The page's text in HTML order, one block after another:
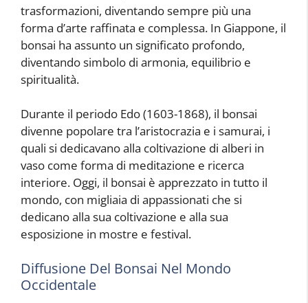
trasformazioni, diventando sempre più una
forma d’arte raffinata e complessa. In Giappone, il
bonsai ha assunto un significato profondo,
diventando simbolo di armonia, equilibrio e
spiritualità.
Durante il periodo Edo (1603-1868), il bonsai
divenne popolare tra l’aristocrazia e i samurai, i
quali si dedicavano alla coltivazione di alberi in
vaso come forma di meditazione e ricerca
interiore. Oggi, il bonsai è apprezzato in tutto il
mondo, con migliaia di appassionati che si
dedicano alla sua coltivazione e alla sua
esposizione in mostre e festival.
Diffusione Del Bonsai Nel Mondo
Occidentale